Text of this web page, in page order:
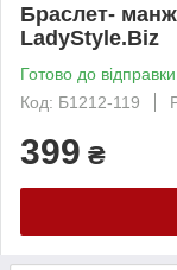
Браслет-
LadyStyle.Biz
Готово до відправки
Код: Б1212-119
399 ₴